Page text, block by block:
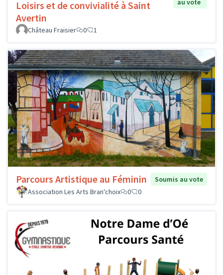
Loisirs et de convivialité à Saint
Avertin
au vote
Château Fraisier 0 1
Parcours Artistique au Féminin
Soumis au vote
Association Les Arts Bran'choix
0 0